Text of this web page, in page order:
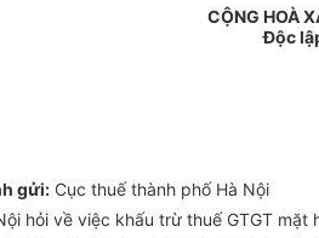
CỘNG HOÀ
Độc
gửi:Cục thuế thành phố Hà Nội
hỏi về việc khấu trừ thuế GTGT